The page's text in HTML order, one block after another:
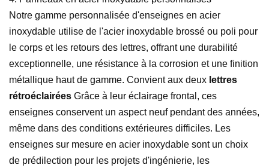
Notre gamme personnalisée d'enseignes en acier
inoxydable utilise de l'acier inoxydable brossé ou poli pour
le corps et les retours des lettres, offrant une durabilité
exceptionnelle, une résistance à la corrosion et une finition
métallique haut de gamme. Convient aux deux lettres
rétroéclairées Grâce à leur éclairage frontal, ces
enseignes conservent un aspect neuf pendant des années,
même dans des conditions extérieures difficiles. Les
enseignes sur mesure en acier inoxydable sont un choix
de prédilection pour les projets d'ingénierie, les